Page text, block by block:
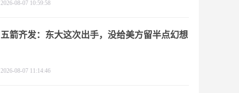
2026-08-07 10:59:58
五箭齐发：东大这次出手，没给美方留半点幻想
2026-08-07 11:14:46